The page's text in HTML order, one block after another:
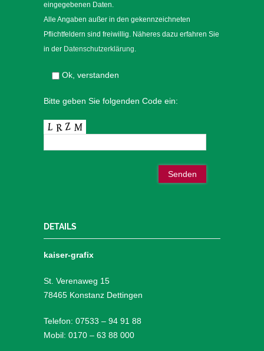
eingegebenen Daten.
Alle Angaben außer in den gekennzeichneten
Pflichtfeldern sind freiwillig. Näheres dazu erfahren Sie
in der Datenschutzerklärung.
Ok, verstanden
Bitte geben Sie folgenden Code ein:
DETAILS
kaiser-grafix
St. Verenaweg 15
78465 Konstanz Dettingen
Telefon: 07533 – 94 91 88
Mobil: 0170 – 63 88 000